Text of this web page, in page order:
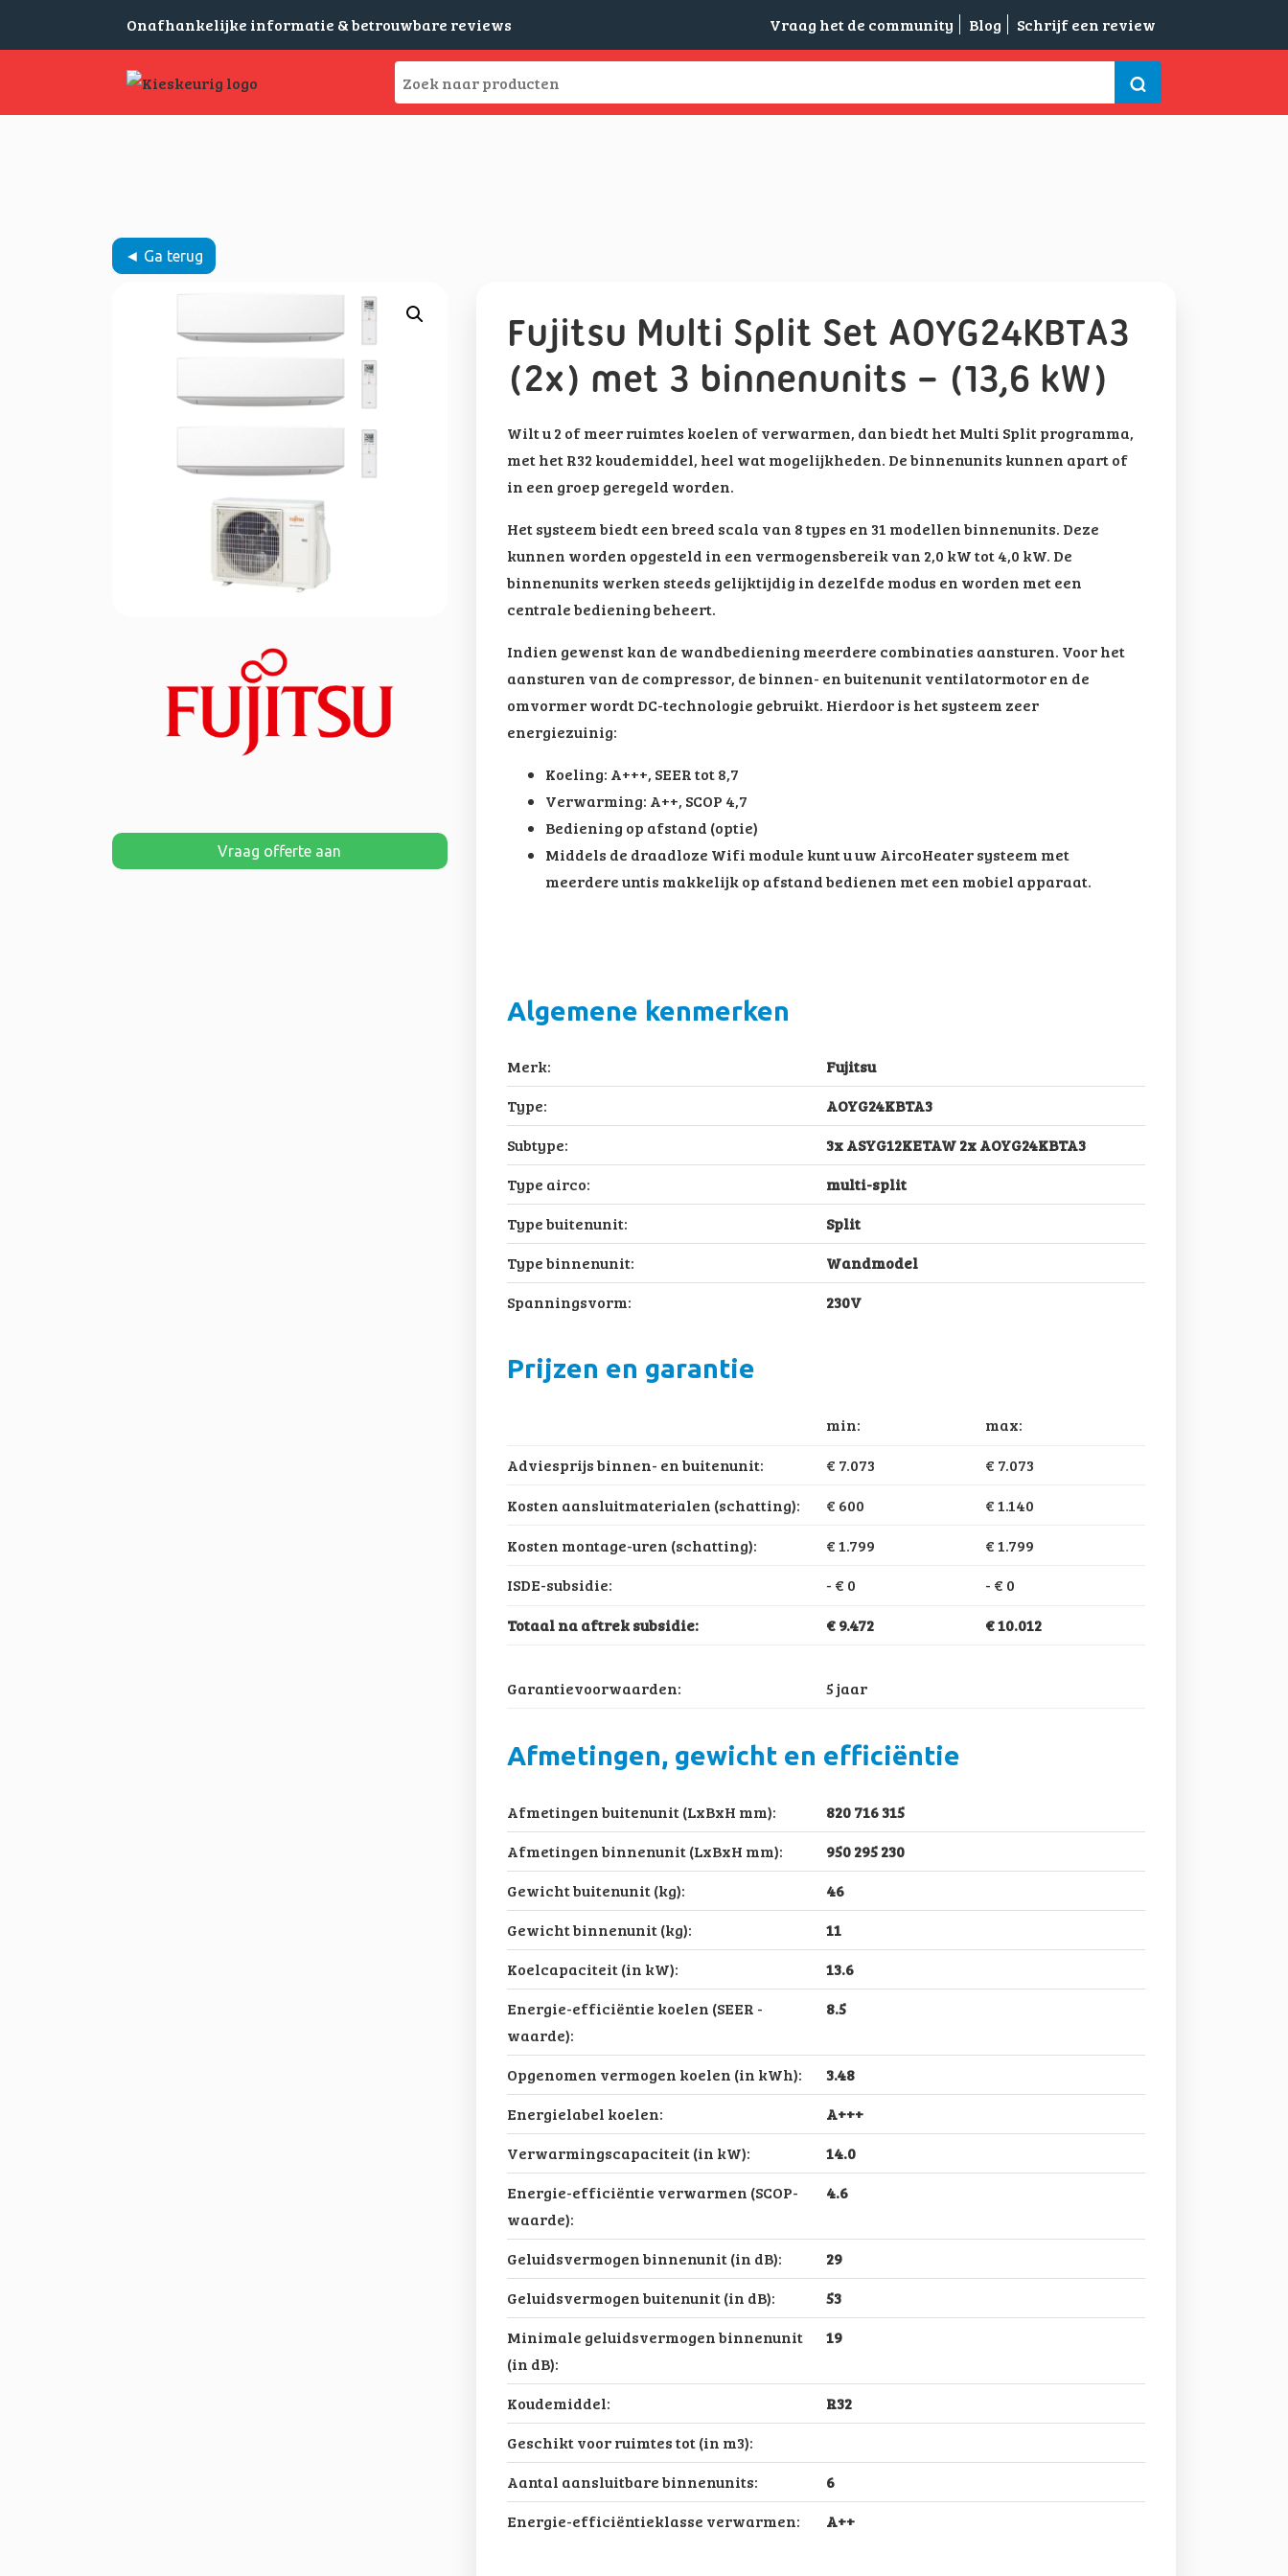
Onafhankelijke informatie & betrouwbare reviews Vraag het de community Blog Schrijf een review
◄ Ga terug
Vraag offerte aan
Fujitsu Multi Split Set AOYG24KBTA3
(2x) met 3 binnenunits – (13,6 kW)
Wilt u 2 of meer ruimtes koelen of verwarmen, dan biedt het Multi Split programma,
met het R32 koudemiddel, heel wat mogelijkheden. De binnenunits kunnen apart of
in een groep geregeld worden.
Het systeem biedt een breed scala van 8 types en 31 modellen binnenunits. Deze
kunnen worden opgesteld in een vermogensbereik van 2,0 kW tot 4,0 kW. De
binnenunits werken steeds gelijktijdig in dezelfde modus en worden met een
centrale bediening beheert.
Indien gewenst kan de wandbediening meerdere combinaties aansturen. Voor het
aansturen van de compressor, de binnen- en buitenunit ventilatormotor en de
omvormer wordt DC-technologie gebruikt. Hierdoor is het systeem zeer
energiezuinig:
Koeling: A+++, SEER tot 8,7
Verwarming: A++, SCOP 4,7
Bediening op afstand (optie)
Middels de draadloze Wifi module kunt u uw AircoHeater systeem met
meerdere untis makkelijk op afstand bedienen met een mobiel apparaat.
Algemene kenmerken
Merk:
Fujitsu
Type:
AOYG24KBTA3
Subtype:
3x ASYG12KETAW 2x AOYG24KBTA3
Type airco:
multi-split
Type buitenunit:
Split
Type binnenunit:
Wandmodel
Spanningsvorm:
230V
Prijzen en garantie
min:
max:
Adviesprijs binnen- en buitenunit:
€ 7.073
€ 7.073
Kosten aansluitmaterialen (schatting):
€ 600
€ 1.140
Kosten montage-uren (schatting):
€ 1.799
€ 1.799
ISDE-subsidie:
- € 0 - € 0
Totaal na aftrek subsidie:
€ 9.472 € 10.012
Garantievoorwaarden: 5 jaar
Afmetingen, gewicht en efficiëntie
Afmetingen buitenunit (LxBxH mm):
820 716 315
Afmetingen binnenunit (LxBxH mm):
950 295 230
Gewicht buitenunit (kg):
46
Gewicht binnenunit (kg):
11
Koelcapaciteit (in kW):
13.6
Energie-efficiëntie koelen (SEER -
waarde):
8.5
Opgenomen vermogen koelen (in kWh):
3.48
Energielabel koelen:
A+++
Verwarmingscapaciteit (in kW):
14.0
Energie-efficiëntie verwarmen (SCOP-
waarde):
4.6
Geluidsvermogen binnenunit (in dB):
29
Geluidsvermogen buitenunit (in dB):
53
Minimale geluidsvermogen binnenunit
(in dB):
19
Koudemiddel:
R32
Geschikt voor ruimtes tot (in m3):
Aantal aansluitbare binnenunits:
6
Energie-efficiëntieklasse verwarmen:
A++